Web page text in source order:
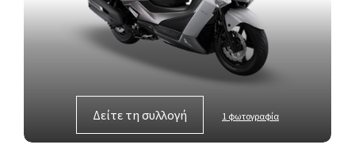
Δείτε τη συλλογή 1 φωτογραφία